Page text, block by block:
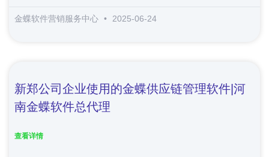
金蝶软件营销服务中心 2025-06-24
新郑公司企业使用的金蝶供应链管理软件|河
南金蝶软件总代理
查看详情